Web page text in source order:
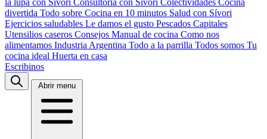
la lupa con Sívori Consultoría con Sívori Colectividades Cocina
divertida Todo sobre Cocina en 10 minutos Salud con Sívori
Ejercicios saludables Le damos el gusto Pescados Capitales
Utensilios caseros Consejos Manual de cocina Como nos
alimentamos Industria Argentina Todo a la parrilla Todos somos Tu
cocina ideal Huerta en casa
Escribinos
Abrir menu